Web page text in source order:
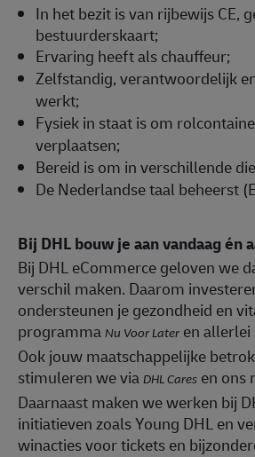
In het bezit is van rijbewijs CE,
bestuurderskaart;
Ervaring heeft als chauffeur;
Zelfstandig, verantwoordelijk
werkt;
Fysiek in staat is om
verplaatsen;
Bereid is om in verschillende
De Nederlandse taal beheerst
Bij DHL bouw je aan vandaag én
Bij DHL eCommerce geloven we
verschil maken. Daarom
ondersteunen je gezondheid en
programma Nu Voor Later en allerlei
Ook jouw maatschappelijke
stimuleren we via DHL Cares en ons
Daarnaast maken we werken bij
initiatieven zoals Young DHL en
winacties voor tickets en